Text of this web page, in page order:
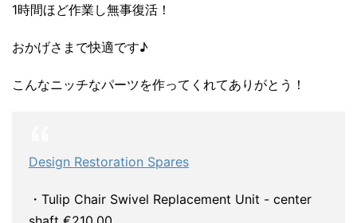
1時間ほど作業し無事復活！
おかげさまで快適です♪
こんなニッチなパーツを作ってくれてありがとう！
Design Restoration Spares
・Tulip Chair Swivel Replacement Unit - center